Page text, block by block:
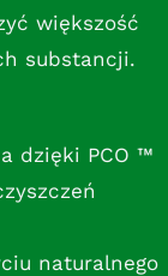
większość
substancji.
dzięki PCO ™
naturalnego